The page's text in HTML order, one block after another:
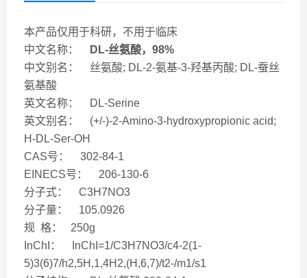
本产品仅用于科研，不用于临床
中文名称：
DL-丝氨酸，98%
中文别名： 丝氨酸; DL-2-氨基-3-羟基丙酸; DL-蚕丝
氨基酸
英文名称： DL-Serine
英文别名： (+/-)-2-Amino-3-hydroxypropionic acid;
H-DL-Ser-OH
CAS号： 302-84-1
EINECS号： 206-130-6
分子式： C3H7NO3
分子量： 105.0926
规 格： 250g
InChI： InChI=1/C3H7NO3/c4-2(1-
5)3(6)7/h2,5H,1,4H2,(H,6,7)/t2-/m1/s1